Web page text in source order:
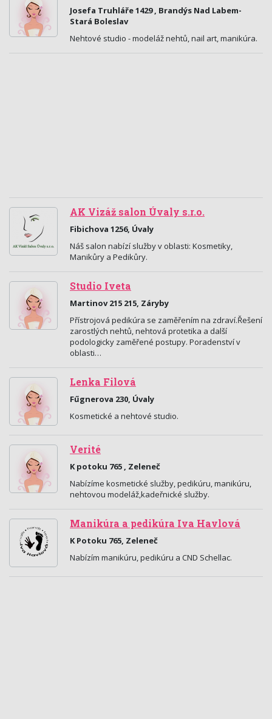
Josefa Truhláře 1429 , Brandýs Nad Labem-
Stará Boleslav
Nehtové studio - modeláž nehtů, nail art, manikúra.
AK Vizáž salon Úvaly s.r.o.
Fibichova 1256, Úvaly
Náš salon nabízí služby v oblasti: Kosmetiky,
Manikůry a Pedikůry.
Studio Iveta
Martinov 215 215, Záryby
Přístrojová pedikúra se zaměřením na zdraví.Řešení
zarostlých nehtů, nehtová protetika a další
podologicky zaměřené postupy. Poradenství v
oblasti…
Lenka Filová
Fűgnerova 230, Úvaly
Kosmetické a nehtové studio.
Verité
K potoku 765 , Zeleneč
Nabízíme kosmetické služby, pedikúru, manikúru,
nehtovou modeláž,kadeřnické služby.
Manikúra a pedikúra Iva Havlová
K Potoku 765, Zeleneč
Nabízím manikúru, pedikúru a CND Schellac.